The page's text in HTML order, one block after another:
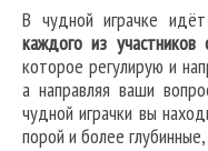
В чудной играчке
каждого из
которое регулирую и
а направляя ваши
чудной играчки вы
порой и более